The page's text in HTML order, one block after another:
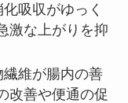
吸収がゆっく
激な上がりを抑
維が腸内の善
改善や便通の促